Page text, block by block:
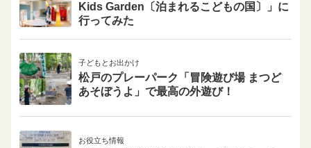
Kids Garden〔泊まれるこどもの国〕」に
行ってみた
子どもとお出かけ
松戸のプレーパーク「冒険遊び場 まつど
あそぼうよ」で最高の外遊び！
お役立ち情報